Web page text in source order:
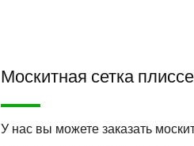
Москитная сетка
У нас вы можете заказать